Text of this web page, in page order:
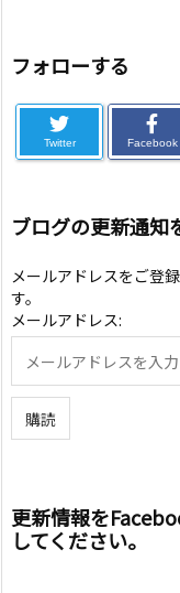
フォローする
Twitter Facebook
ブログの更新通知
メールアドレスをご登
す。
メールアドレス:
更新情報を
してください。